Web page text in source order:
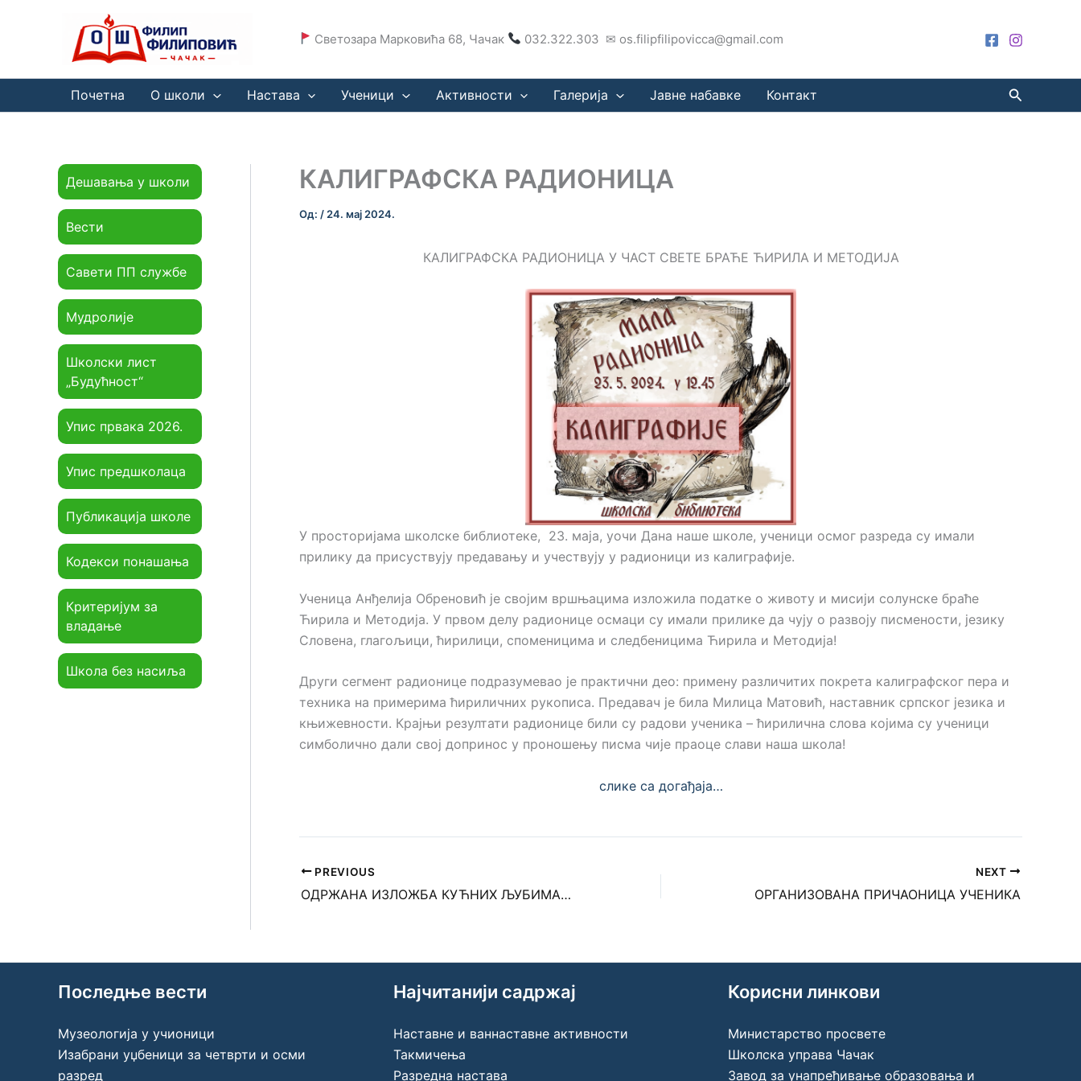
Светозара Марковића 68, Чачак 032.322.303 ✉ os.filipfilipovicca@gmail.com
Почетна О школи Настава Ученици Активности Галерија Јавне набавке Контакт Претрага
Дешавања у школи
Вести
Савети ПП службе
Мудролије
Школски лист
„Будућност“
Упис првака 2026.
Упис предшколаца
Публикација школе
Кодекси понашања
Критеријум за
владање
Школа без насиља
КАЛИГРАФСКА РАДИОНИЦА
Од: / 24. мај 2024.
КАЛИГРАФСКА РАДИОНИЦА У ЧАСТ СВЕТЕ БРАЋЕ ЋИРИЛА И МЕТОДИЈА
У просторијама школске библиотеке, 23. маја, уочи Дана наше школе, ученици осмог разреда су имали
прилику да присуствују предавању и учествују у радионици из калиграфије.
Ученица Анђелија Обреновић је својим вршњацима изложила податке о животу и мисији солунске браће
Ћирила и Методија. У првом делу радионице осмаци су имали прилике да чују о развоју писмености, језику
Словена, глагољици, ћирилици, споменицима и следбеницима Ћирила и Методија!
Други сегмент радионице подразумевао је практични део: примену различитих покрета калиграфског пера и
техника на примерима ћириличних рукописа. Предавач је била Милица Матовић, наставник српског језика и
књижевности. Крајњи резултати радионице били су радови ученика – ћирилична слова којима су ученици
симболично дали свој допринос у проношењу писма чије праоце слави наша школа!
слике са догађаја…
PREVIOUS
ОДРЖАНА ИЗЛОЖБА КУЋНИХ ЉУБИМАЦА!
NEXT
OРГАНИЗОВАНА ПРИЧАОНИЦА УЧЕНИКА
Последње вести
Музеологија у учионици
Изабрани уџбеници за четврти и осми
разред
Најчитанији садржај
Наставне и ваннаставне активности
Такмичења
Разредна настава
Корисни линкови
Министарство просвете
Школска управа Чачак
Завод за унапређивање образовања и